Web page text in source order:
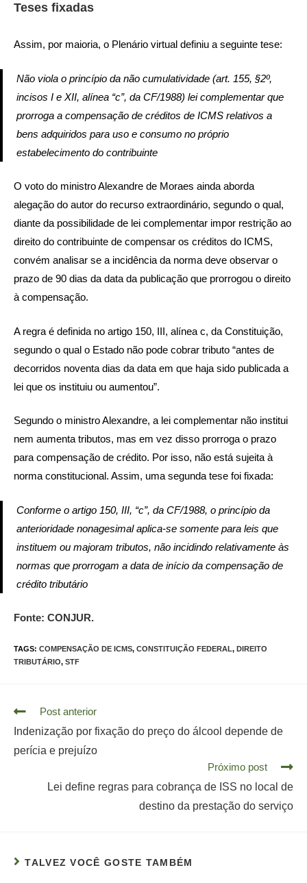
Teses fixadas
Assim, por maioria, o Plenário virtual definiu a seguinte tese:
Não viola o princípio da não cumulatividade (art. 155, §2º,
incisos I e XII, alínea “c”, da CF/1988) lei complementar que
prorroga a compensação de créditos de ICMS relativos a
bens adquiridos para uso e consumo no próprio
estabelecimento do contribuinte
O voto do ministro Alexandre de Moraes ainda aborda
alegação do autor do recurso extraordinário, segundo o qual,
diante da possibilidade de lei complementar impor restrição ao
direito do contribuinte de compensar os créditos do ICMS,
convém analisar se a incidência da norma deve observar o
prazo de 90 dias da data da publicação que prorrogou o direito
à compensação.
A regra é definida no artigo 150, III, alínea c, da Constituição,
segundo o qual o Estado não pode cobrar tributo “antes de
decorridos noventa dias da data em que haja sido publicada a
lei que os instituiu ou aumentou”.
Segundo o ministro Alexandre, a lei complementar não institui
nem aumenta tributos, mas em vez disso prorroga o prazo
para compensação de crédito. Por isso, não está sujeita à
norma constitucional. Assim, uma segunda tese foi fixada:
Conforme o artigo 150, III, “c”, da CF/1988, o princípio da
anterioridade nonagesimal aplica-se somente para leis que
instituem ou majoram tributos, não incidindo relativamente às
normas que prorrogam a data de início da compensação de
crédito tributário
Fonte: CONJUR.
TAGS: COMPENSAÇÃO DE ICMS, CONSTITUIÇÃO FEDERAL, DIREITO
TRIBUTÁRIO, STF
Read
articles
Post anterior
Indenização por fixação do preço do álcool depende de
perícia e prejuízo
Próximo post
Lei define regras para cobrança de ISS no local de
destino da prestação do serviço
TALVEZ VOCÊ GOSTE TAMBÉM